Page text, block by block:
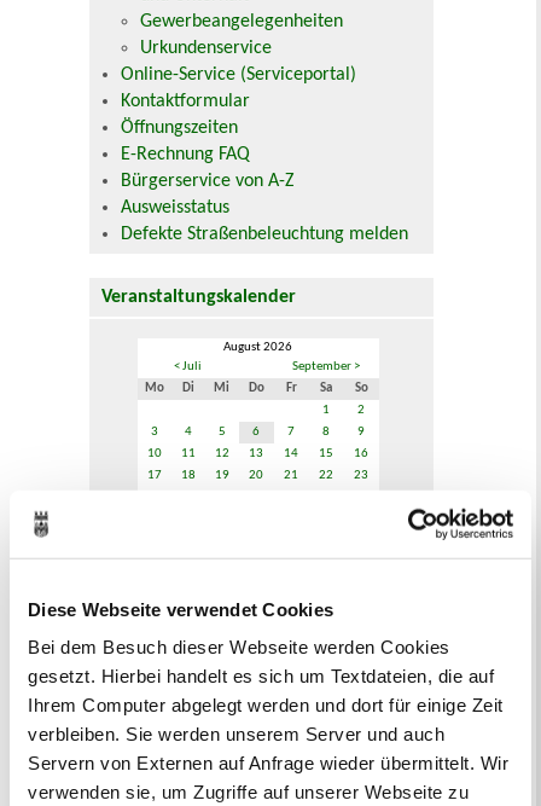
Diese Webseite verwendet Cookies
Bei dem Besuch dieser Webseite werden Cookies
gesetzt. Hierbei handelt es sich um Textdateien, die auf
Ihrem Computer abgelegt werden und dort für einige Zeit
verbleiben. Sie werden unserem Server und auch
Servern von Externen auf Anfrage wieder übermittelt. Wir
verwenden sie, um Zugriffe auf unserer Webseite zu
Gewerbeangelegenheiten
Urkundenservice
Online-Service (Serviceportal)
Kontaktformular
Öffnungszeiten
E-Rechnung FAQ
Bürgerservice von A-Z
Ausweisstatus
Defekte Straßenbeleuchtung melden
Veranstaltungskalender
August 2026
< Juli
September >
Mo
Di Mi Do Fr Sa
So
1
2
3
4 5 6 7 8
9
10
11 12 13 14 15
16
17
18 19 20 21 22
23
Veranstaltungskategorie
Bürgerbeteiligung
Stadtverwaltung